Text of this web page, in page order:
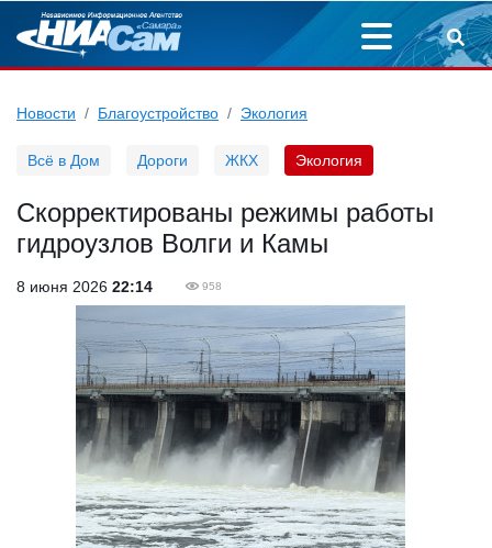
Новости Благоустройство Экология
Всё в Дом Дороги ЖКХ Экология
Скорректированы режимы работы
гидроузлов Волги и Камы
8 июня 2026 22:14 958